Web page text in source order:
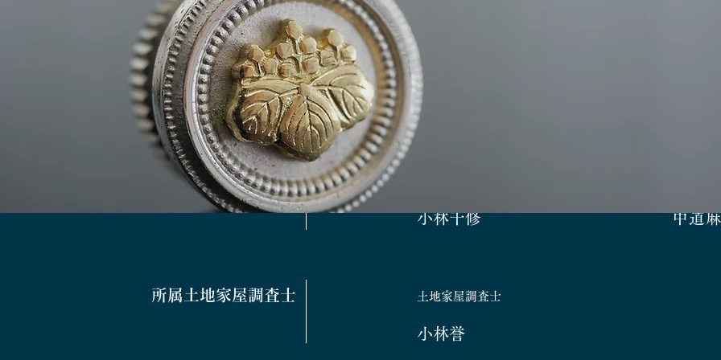
所属司法書士
小林千修 中道
土地家屋調査士
小林誉
所属土地家屋調査士